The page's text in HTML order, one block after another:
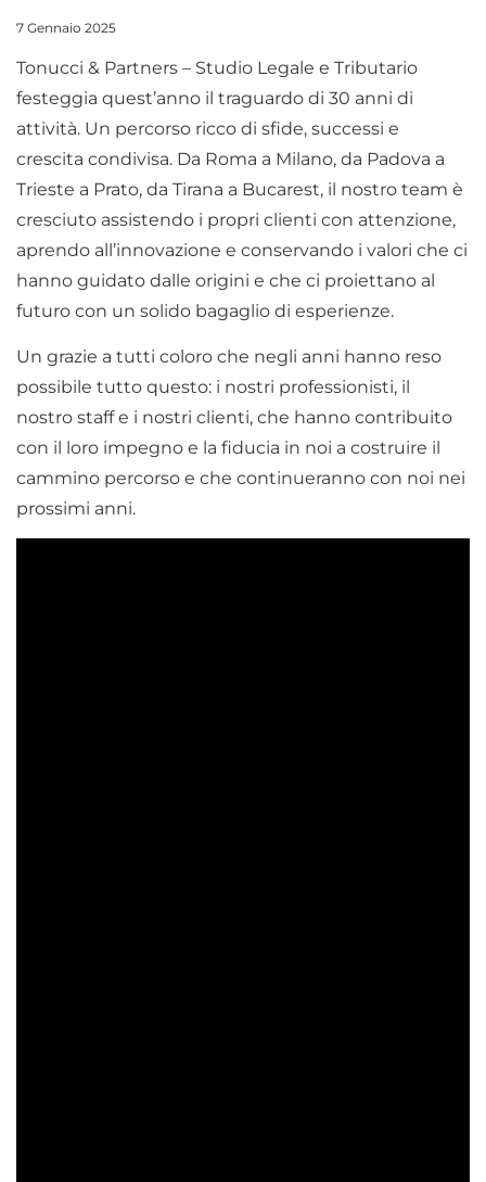
7 Gennaio 2025
Tonucci & Partners – Studio Legale e Tributario
festeggia quest’anno il traguardo di 30 anni di
attività. Un percorso ricco di sfide, successi e
crescita condivisa. Da Roma a Milano, da Padova a
Trieste a Prato, da Tirana a Bucarest, il nostro team è
cresciuto assistendo i propri clienti con attenzione,
aprendo all’innovazione e conservando i valori che ci
hanno guidato dalle origini e che ci proiettano al
futuro con un solido bagaglio di esperienze.
Un grazie a tutti coloro che negli anni hanno reso
possibile tutto questo: i nostri professionisti, il
nostro staff e i nostri clienti, che hanno contribuito
con il loro impegno e la fiducia in noi a costruire il
cammino percorso e che continueranno con noi nei
prossimi anni.